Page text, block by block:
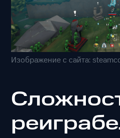
Изображение с сайта: